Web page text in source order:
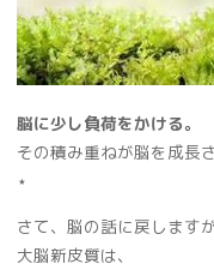
脳に少し負荷をかける。
その積み重ねが脳を成長
⋆
さて、脳の話に戻しますが
大脳新皮質は、